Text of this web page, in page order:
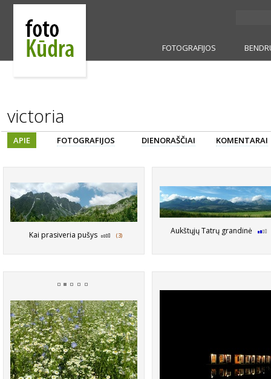
FOTOGRAFIJOS
victoria
APIE FOTOGRAFIJOS DIENORAŠČIAI KOMENTARAI
Kai prasiveria pušys (3) Aukštųjų Tatrų grandinė